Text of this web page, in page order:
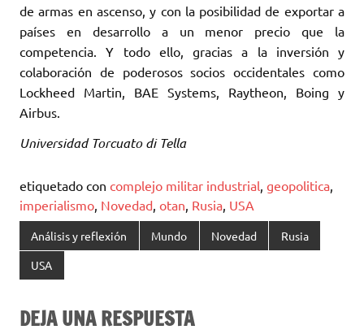
de armas en ascenso, y con la posibilidad de exportar a
países en desarrollo a un menor precio que la
competencia. Y todo ello, gracias a la inversión y
colaboración de poderosos socios occidentales como
Lockheed Martin, BAE Systems, Raytheon, Boing y
Airbus.
Universidad Torcuato di Tella
etiquetado con complejo militar industrial, geopolitica,
imperialismo, Novedad, otan, Rusia, USA
Análisis y reflexión Mundo Novedad Rusia
USA
DEJA UNA RESPUESTA